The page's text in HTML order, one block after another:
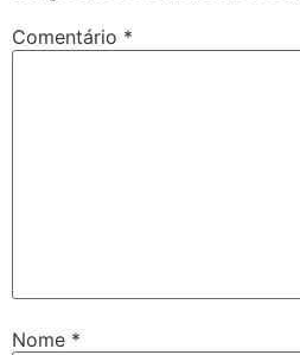
Comentário *
Nome *